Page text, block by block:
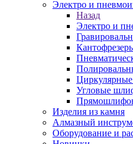
Электро и
Назад
Электро и
Угловые
Изделия из камня
Алмазный
Оборудование и